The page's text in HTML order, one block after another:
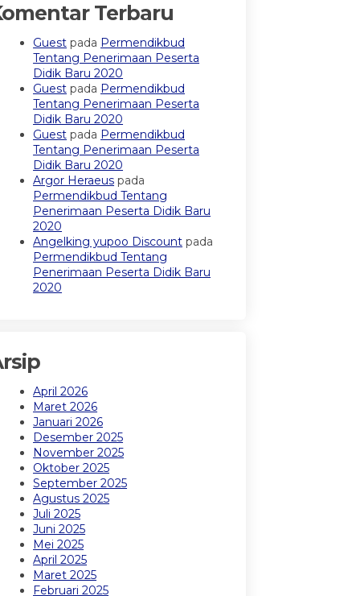
Terbaru
Guest pada Permendikbud
Tentang Penerimaan Peserta
Didik Baru 2020
Guest pada Permendikbud
Tentang Penerimaan Peserta
Didik Baru 2020
Guest pada Permendikbud
Tentang Penerimaan Peserta
Didik Baru 2020
Argor Heraeus pada
Permendikbud Tentang
Penerimaan Peserta Didik Baru
2020
Angelking yupoo Discount pada
Permendikbud Tentang
Penerimaan Peserta Didik Baru
2020
April 2026
Maret 2026
Januari 2026
Desember 2025
November 2025
Oktober 2025
September 2025
Agustus 2025
Juli 2025
Juni 2025
Mei 2025
April 2025
Maret 2025
Februari 2025